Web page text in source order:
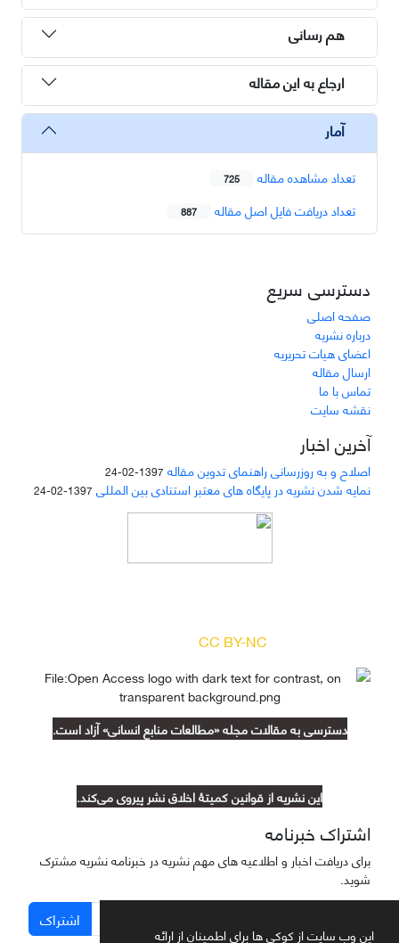
این وب سایت از کوکی ها برای اطمینان از ارائه
هم رسانی
ارجاع به این مقاله
آمار
تعداد مشاهده مقاله 725
تعداد دریافت فایل اصل مقاله 887
دسترسی سریع
صفحه اصلی
درباره نشریه
اعضای هیات تحریریه
ارسال مقاله
تماس با ما
نقشه سایت
آخرین اخبار
اصلاح و به روزرسانی راهنمای تدوین مقاله 1397-02-24
نمایه شدن نشریه در پایگاه های معتبر استنادی بین المللی 1397-02-24
CC BY-NC
دسترسی به مقالات مجله «مطالعات منابع انسانی» آزاد است.
این نشریه از قوانین کمیتۀ اخلاق نشر پیروی می‌کند.
اشتراک خبرنامه
برای دریافت اخبار و اطلاعیه های مهم نشریه در خبرنامه نشریه مشترک
شوید.
اشتراک